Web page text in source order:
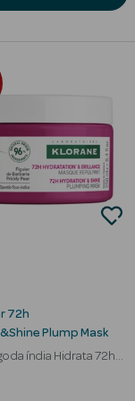
72h
Plump Mask
da índia Hidrata 72h